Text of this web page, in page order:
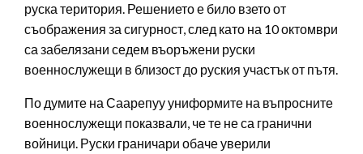
руска територия. Решението е било взето от
съображения за сигурност, след като на 10 октомври
са забелязани седем въоръжени руски
военнослужещи в близост до руския участък от пътя.
По думите на Саарепуу униформите на въпросните
военнослужещи показвали, че те не са гранични
войници. Руски граничари обаче уверили